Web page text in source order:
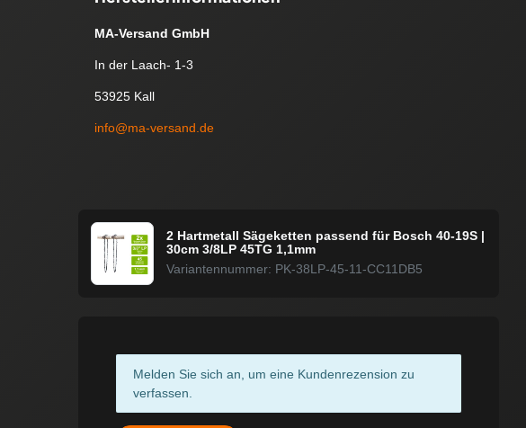
MA-Versand GmbH
In der Laach- 1-3
53925 Kall
info@ma-versand.de
2 Hartmetall Sägeketten passend für Bosch 40-19S |
30cm 3/8LP 45TG 1,1mm
Variantennummer: PK-38LP-45-11-CC11DB5
Melden Sie sich an, um eine Kundenrezension zu
verfassen.